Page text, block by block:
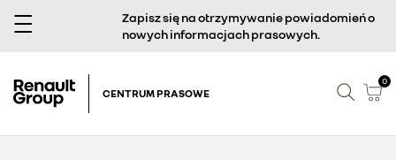
Zapisz się na otrzymywanie powiadomień o
nowych informacjach prasowych.
CENTRUM PRASOWE
0